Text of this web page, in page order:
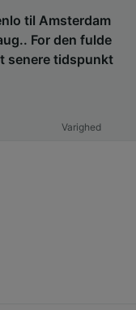
til Amsterdam
For den fulde
senere tidspunkt
Varighed